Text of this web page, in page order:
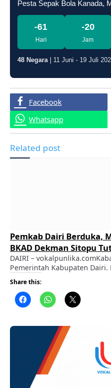
Pesta Sepak Bola Kanada,
-61
Hari
-20
Jam
48 Negara| 11 Juni - 19 Juli
Facebook
Whatsapp
Related post
Pemkab Dairi Berduka,
BKAD Dekman Sitopu
DAIRI –
Pemerintah Kabupaten
Kepala Pelaksana Badan
(BPBD) sekaligus mantan
Daerah (BKAD) Kabupaten
Sidikalang, Minggu (9/8/
mendalam bagi keluarga,
Kabupaten Dairi …
Share this: